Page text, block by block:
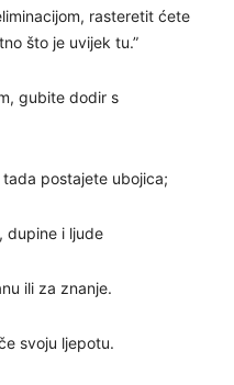
rasteretit ćete
što je uvijek tu.”
gubite dodir s
postajete ubojica;
dupine i ljude
ili za znanje.
svoju ljepotu.